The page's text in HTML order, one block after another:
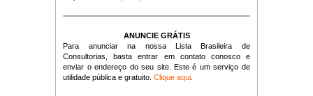
ANUNCIE GRÁTIS
Para anunciar na nossa Lista Brasileira de
Consultorias, basta entrar em contato conosco e
enviar o endereço do seu site. Este é um serviço de
utilidade pública e gratuito.Clique aqui